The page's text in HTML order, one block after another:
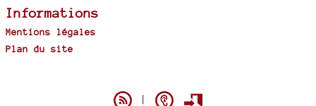
Informations
Mentions légales
Plan du site
|